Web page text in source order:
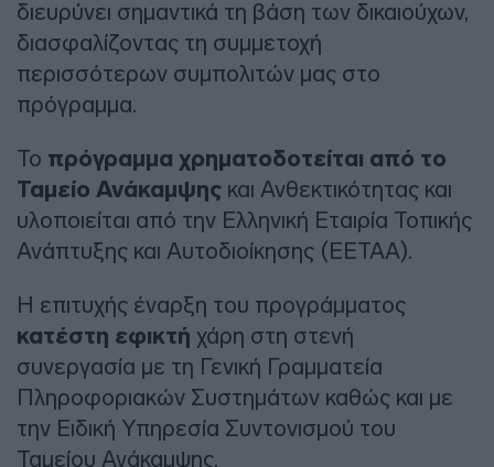
διευρύνει σημαντικά τη βάση των δικαιούχων,
διασφαλίζοντας τη συμμετοχή
περισσότερων συμπολιτών μας στο
πρόγραμμα.
Το πρόγραμμα χρηματοδοτείται από το
Ταμείο Ανάκαμψης και Ανθεκτικότητας και
υλοποιείται από την Ελληνική Εταιρία Τοπικής
Ανάπτυξης και Αυτοδιοίκησης (ΕΕΤΑΑ).
Η επιτυχής έναρξη του προγράμματος
κατέστη εφικτή χάρη στη στενή
συνεργασία με τη Γενική Γραμματεία
Πληροφοριακών Συστημάτων καθώς και με
την Ειδική Υπηρεσία Συντονισμού του
Ταμείου Ανάκαμψης.